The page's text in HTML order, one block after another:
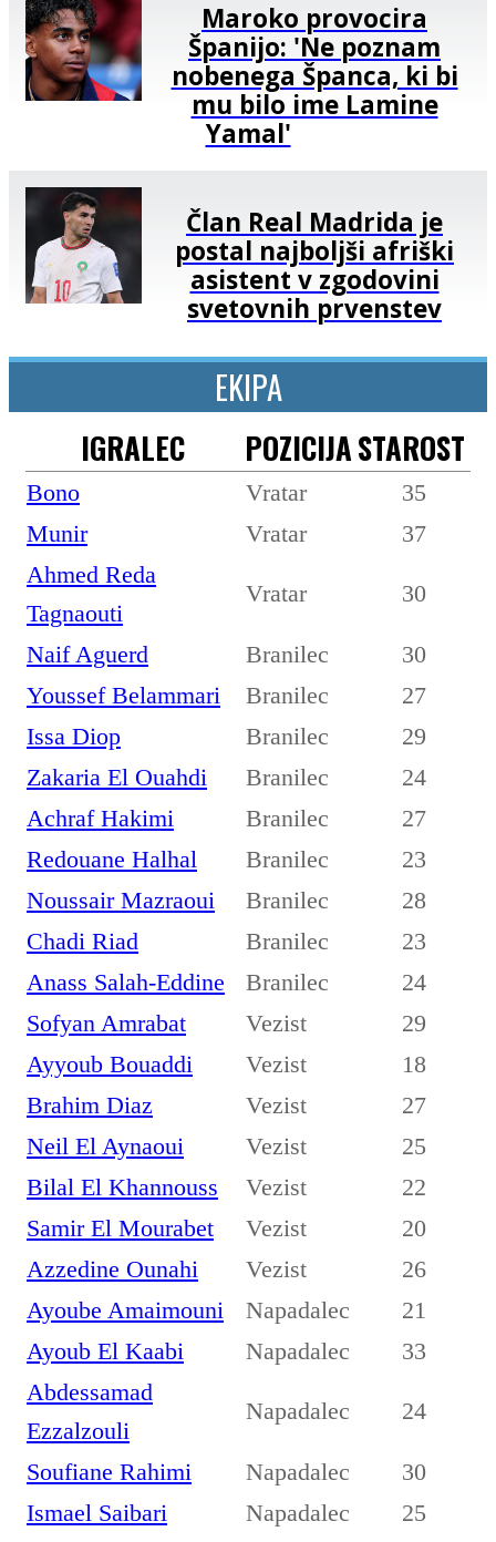
Maroko provocira
Španijo: 'Ne poznam
nobenega Španca, ki bi
mu bilo ime Lamine
Yamal'
Član Real Madrida je
postal najboljši afriški
asistent v zgodovini
svetovnih prvenstev
EKIPA
IGRALEC POZICIJASTAROST
Bono Vratar
35
Munir
Vratar
37
Ahmed Reda
Tagnaouti
Vratar 30
Naif Aguerd Branilec
30
Youssef Belammari
Branilec
27
Issa Diop
Branilec
29
Zakaria El Ouahdi
Branilec
24
Achraf Hakimi
Branilec
27
Redouane Halhal
Branilec
23
Noussair Mazraoui
Branilec
28
Chadi Riad
Branilec
23
Anass Salah-Eddine
Branilec
24
Sofyan Amrabat
Vezist
29
Ayyoub Bouaddi
Vezist
18
Brahim Diaz
Vezist
27
Neil El Aynaoui
Vezist
25
Bilal El Khannouss
Vezist
22
Samir El Mourabet
Vezist
20
Azzedine Ounahi
Vezist
26
Ayoube Amaimouni
Napadalec
21
Ayoub El Kaabi
Napadalec
33
Abdessamad
Ezzalzouli
Napadalec 24
Soufiane Rahimi Napadalec
30
Ismael Saibari
Napadalec
25